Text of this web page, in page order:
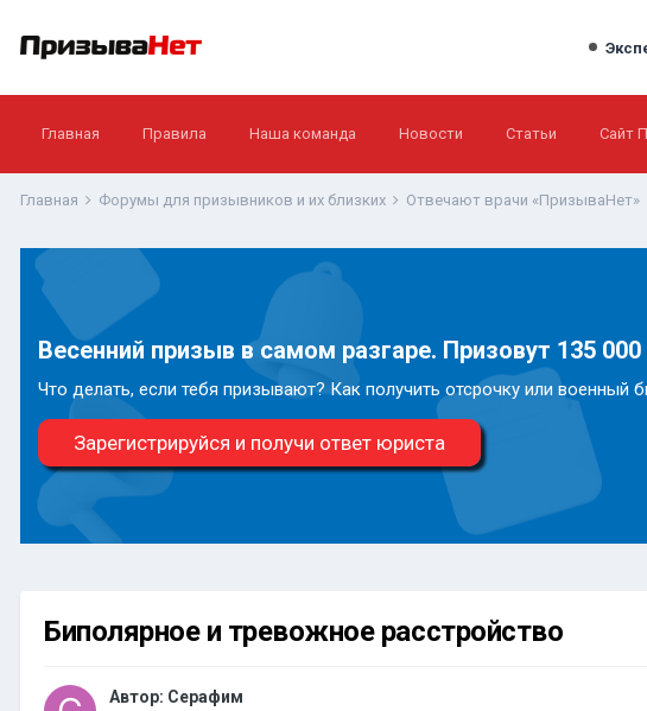
Главная Правила Наша команда Новости Статьи Сайт
Главная Форумы для призывников и их близких Отвечают врачи «ПризываНет»
Весенний призыв в самом разгаре. Призовут 135 000
Что делать, если тебя призывают? Как получить отсрочку или военный
Зарегистрируйся и получи ответ юриста
Биполярное и тревожное расстройство
Автор: Серафим